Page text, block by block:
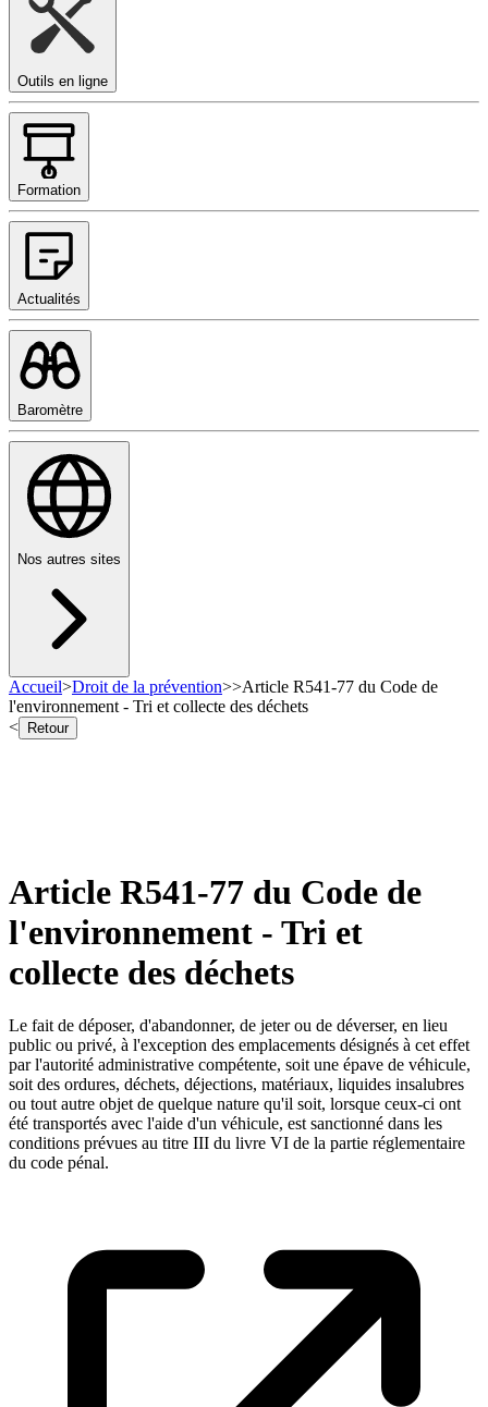
Outils en ligne
Formation
Actualités
Baromètre
Nos autres sites
Accueil>Droit de la prévention>>Article R541-77 du Code de
l'environnement - Tri et collecte des déchets
<
Retour
Article R541-77 du Code de
l'environnement - Tri et
collecte des déchets
Le fait de déposer, d'abandonner, de jeter ou de déverser, en lieu
public ou privé, à l'exception des emplacements désignés à cet effet
par l'autorité administrative compétente, soit une épave de véhicule,
soit des ordures, déchets, déjections, matériaux, liquides insalubres
ou tout autre objet de quelque nature qu'il soit, lorsque ceux-ci ont
été transportés avec l'aide d'un véhicule, est sanctionné dans les
conditions prévues au titre III du livre VI de la partie réglementaire
du code pénal.